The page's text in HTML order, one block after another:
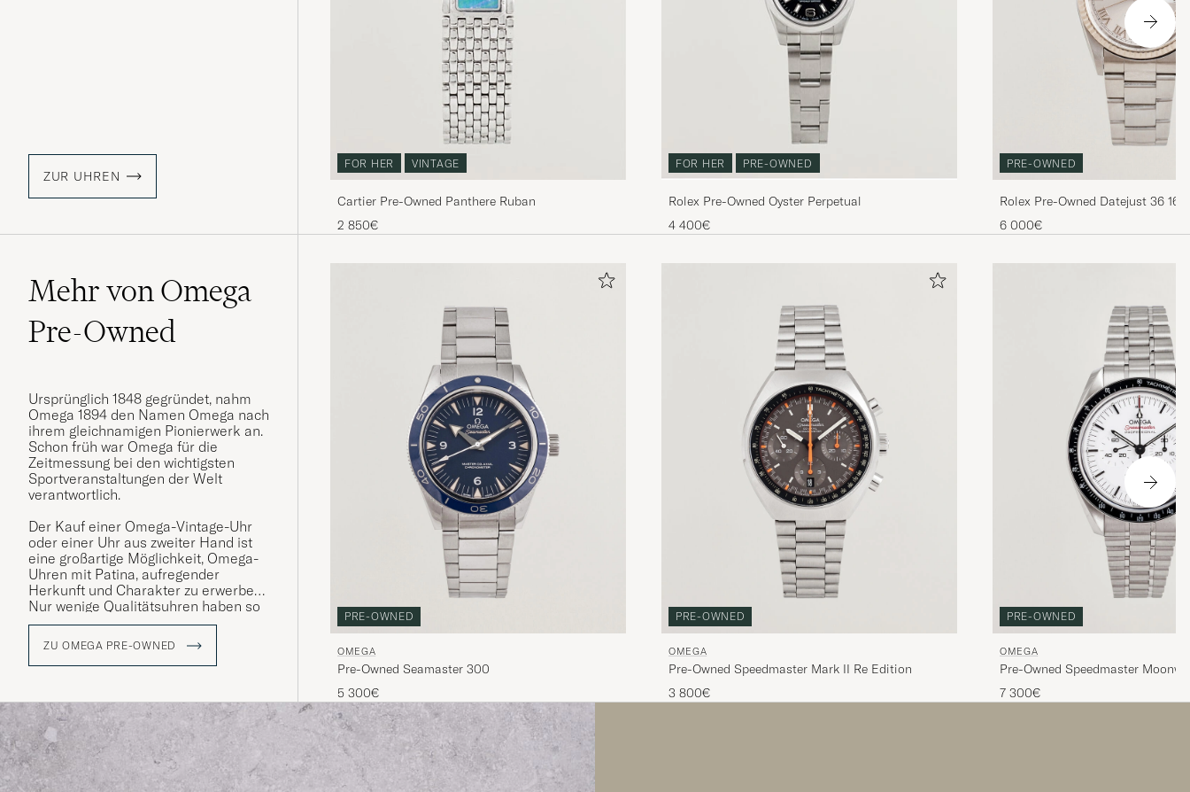
ZUR UHREN
FOR HER VINTAGE
Cartier Pre-Owned Panthere Ruban
2 850€
FOR HER PRE-OWNED
Rolex Pre-Owned Oyster Perpetual
4 400€
PRE-OWNED
Rolex Pre-Owned Datejust 36
6 000€
Mehr von Omega
Pre-Owned
Ursprünglich 1848 gegründet, nahm
Omega 1894 den Namen Omega nach
ihrem gleichnamigen Pionierwerk an.
Schon früh war Omega für die
Zeitmessung bei den wichtigsten
Sportveranstaltungen der Welt
verantwortlich.
Der Kauf einer Omega-Vintage-Uhr
oder einer Uhr aus zweiter Hand ist
eine großartige Möglichkeit, Omega-
Uhren mit Patina, aufregender
Herkunft und Charakter zu erwerben.
Nur wenige Qualitätsuhren haben so
viel Persönlichkeit wie Omega-
Stahluhren.
ZU OMEGA PRE-OWNED
PRE-OWNED
OMEGA
Pre-Owned Seamaster 300
5 300€
PRE-OWNED
OMEGA
Pre-Owned Speedmaster Mark II Re Edition
3 800€
PRE-OWNED
OMEGA
Pre-Owned Speedmaster
7 300€